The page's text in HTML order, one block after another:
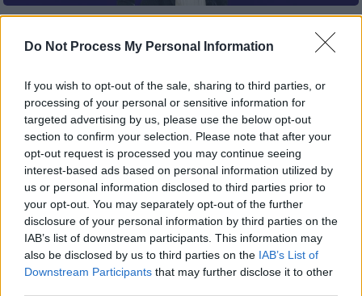
Do Not Process My Personal Information
If you wish to opt-out of the sale, sharing to third parties, or
processing of your personal or sensitive information for
targeted advertising by us, please use the below opt-out
section to confirm your selection. Please note that after your
opt-out request is processed you may continue seeing
interest-based ads based on personal information utilized by
us or personal information disclosed to third parties prior to
your opt-out. You may separately opt-out of the further
disclosure of your personal information by third parties on the
IAB’s list of downstream participants. This information may
also be disclosed by us to third parties on the IAB’s List of
Downstream Participants that may further disclose it to other
Προσθέστε το ΕΘΝΟΣ στη Google
Άνοδο82,2%στο γενικό σύνολο και163%
στο κοινό ανώτερου επαγγελματικού και
μορφωτικού επιπέδου κατέγραψε το
κεντρικόδελτίο ειδήσεωντουOPENτον
Απρίλιο, σε σχέση με τον αντίστοιχο μήνα
του 2020.
Ειδικότερα τις καθημερινές, με τηΝίκη
Λυμπεράκηστην παρουσίαση, σημείωσε 8,2%
(272.330 τηλεθεατές). Τον περσινό Απρίλιο
το ποσοστό του ήταν 4,5% και οι τηλεθεατές